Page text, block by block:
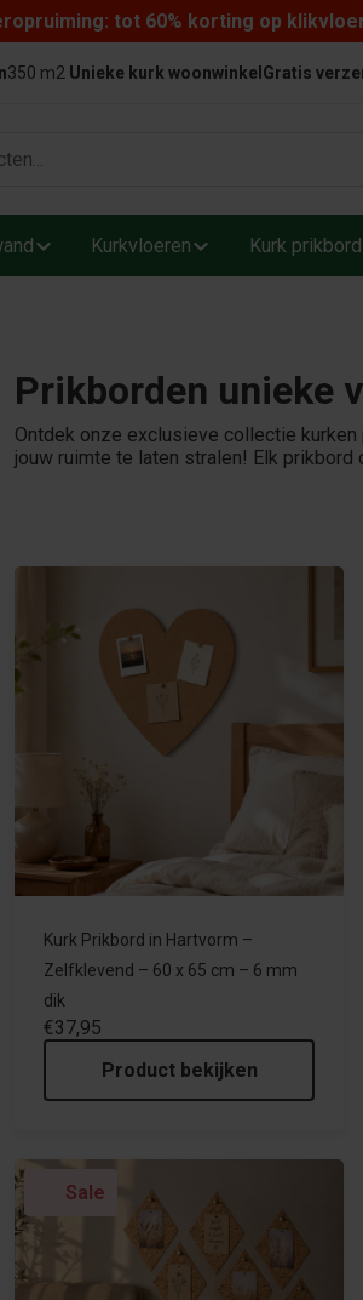
tot 60% korting op
350 m2 Unieke kurk woonwinkel Gratis
Kurkvloeren Kurk prikbord
Prikborden unieke
Ontdek onze exclusieve collectie
jouw ruimte te laten stralen! Elk
Kurk Prikbord in Hartvorm –
Zelfklevend – 60 x 65 cm – 6 mm
dik
€37,95
Product bekijken
Sale